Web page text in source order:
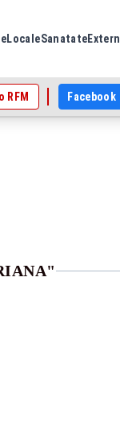
LocaleSanatateExtern
RFM Facebook